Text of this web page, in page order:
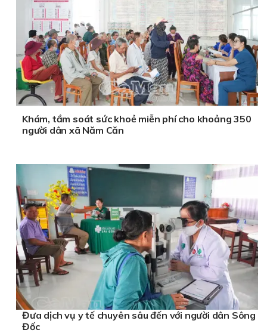
Khám, tầm soát sức khoẻ miễn phí cho khoảng 350
người dân xã Năm Căn
Đưa dịch vụ y tế chuyên sâu đến với người dân Sông
Đốc